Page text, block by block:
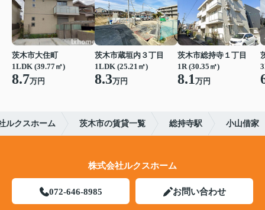
茨木市大住町
1LDK (39.77㎡)
8.7万円
茨木市蔵垣内３丁目
1LDK (25.21㎡)
8.3万円
茨木市総持寺１丁目
1R (30.35㎡)
8.1万円
ルクスホーム 茨木市の賃貸一覧 総持寺駅 小山借家
株式会社ルクスホーム
072-646-8985 お問い合わせ